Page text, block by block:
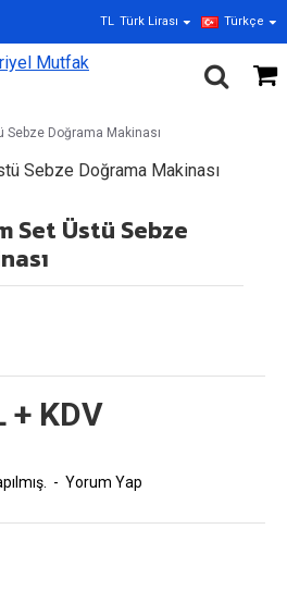
TL Türk Lirası Türkçe
Sebze Doğrama Makinası
Set Üstü Sebze
- Yorum Yap
+ KDV